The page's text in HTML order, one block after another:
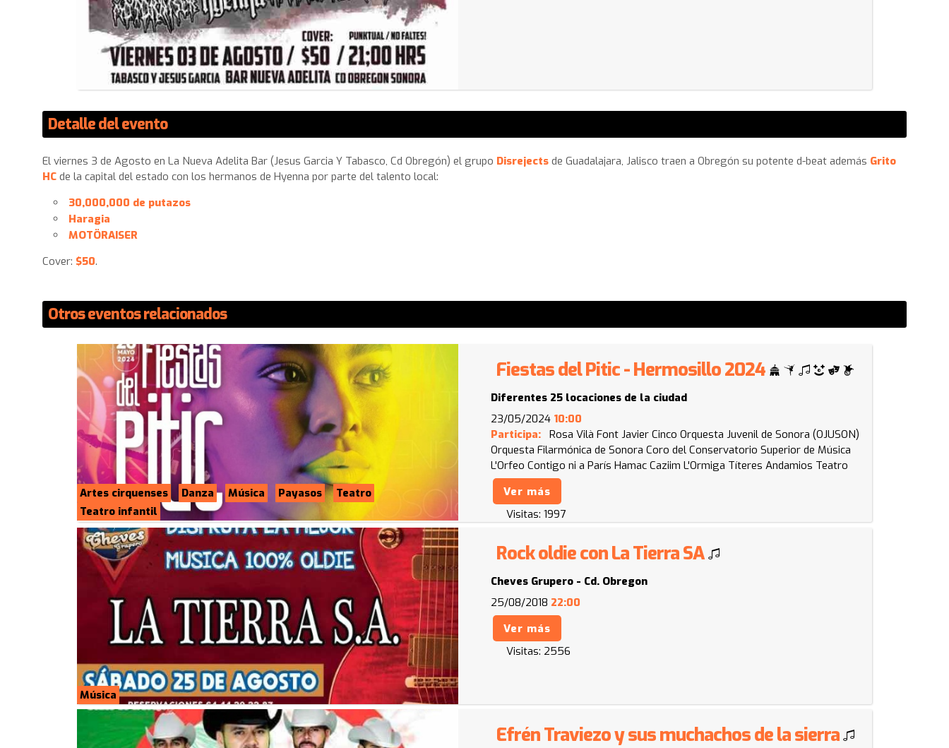
Detalle del evento
El viernes 3 de Agosto en La Nueva Adelita Bar (Jesus Garcia Y Tabasco, Cd Obregón) el grupo Disrejects de Guadalajara, Jalisco traen a Obregón su potente d-beat además Grito
HC de la capital del estado con los hermanos de Hyenna por parte del talento local:
30,000,000 de putazos
Haragia
MOTÖRAISER
Cover: $50.
Otros eventos relacionados
Artes cirquenses Danza Música Payasos
Teatro
Teatro infantil
Fiestas del Pitic - Hermosillo 2024
Diferentes 25 locaciones de la ciudad
23/05/2024 10:00
Participa:
Rosa Vilà Font Javier Cinco Orquesta Juvenil de Sonora (OJUSON)
Orquesta Filarmónica de Sonora Coro del Conservatorio Superior de Música
L'Orfeo Contigo ni a París Hamac Caziim L'Ormiga Títeres Andamios Teatro
Ver más
Visitas: 1997
Música
Rock oldie con La Tierra SA
Cheves Grupero - Cd. Obregon
25/08/2018 22:00
Ver más
Visitas: 2556
Efrén Traviezo y sus muchachos de la sierra